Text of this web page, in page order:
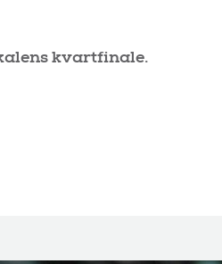
kvartfinale.